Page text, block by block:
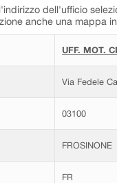
dell'ufficio
anche una mappa
UFF. MOT.
Via Fedele
03100
FROSINONE
FR